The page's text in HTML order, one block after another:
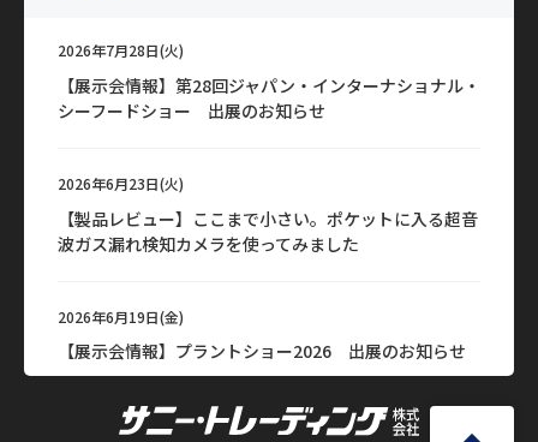
2026年7月28日(火)
【展示会情報】第28回ジャパン・インターナショナル・
シーフードショー 出展のお知らせ
2026年6月23日(火)
【製品レビュー】ここまで小さい。ポケットに入る超音
波ガス漏れ検知カメラを使ってみました
2026年6月19日(金)
【展示会情報】プラントショー2026 出展のお知らせ
2026年6月15日(月)